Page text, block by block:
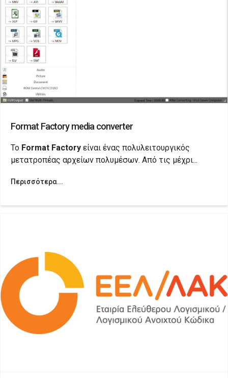
Format Factory media converter
To Format Factory είναι ένας πολυλειτουργικός
μετατροπέας αρχείων πολυμέσων. Από τις μέχρι...
Περισσότερα...